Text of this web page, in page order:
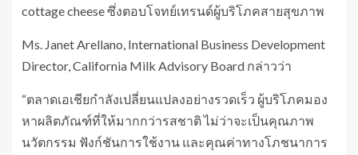
cottage cheese ซึ่งตอบโจทย์เทรนด์ผู้บริโภคสายสุขภาพ
Ms. Janet Arellano, International Business Development
Director, California Milk Advisory Board กล่าวว่า
“ตลาดเอเชียกำลังเปลี่ยนแปลงอย่างรวดเร็ว ผู้บริโภคมอง
หาผลิตภัณฑ์ที่ให้มากกว่ารสชาติ ไม่ว่าจะเป็นคุณภาพ
นวัตกรรม ฟังก์ชันการใช้งาน และคุณค่าทางโภชนาการ